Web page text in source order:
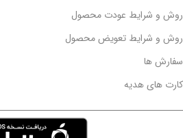
روش و شرایط عودت محصول
روش و شرایط تعویض محصول
سفارش ها
کارت های هدیه